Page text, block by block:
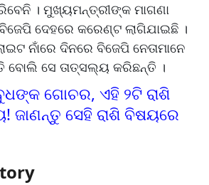
। ମୁଖ୍ୟମନ୍ତ୍ରୀଙ୍କ ମାଗଣା
ଦେହରେ କରେଣ୍ଟ ଲାଗିଯାଇଛି ।
ନାଁରେ ଦିନରେ ବିଜେପି ନେତାମାନେ
ବୋଲି ସେ ତାତ୍ସଲ୍ୟ କରିଛନ୍ତି ।
ଗୋଚର, ଏହି ୨ଟି ରାଶି
ଜାଣନ୍ତୁ ସେହି ରାଶି ବିଷୟରେ